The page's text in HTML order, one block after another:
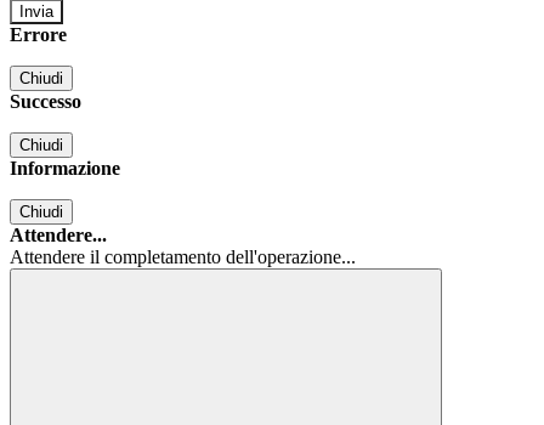
Errore
Chiudi
Successo
Chiudi
Informazione
Chiudi
Attendere...
Attendere il completamento dell'operazione...